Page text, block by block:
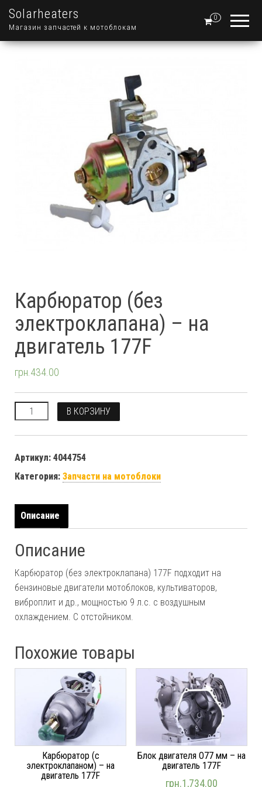
Solarheaters
Магазин запчастей к мотоблокам
0
Карбюратор (без
электроклапана) – на
двигатель 177F
грн. 434.00
Количество В КОРЗИНУ
Артикул: 4044754
Категория: Запчасти на мотоблоки
Описание
Описание
Карбюратор (без электроклапана) 177F подходит на
бензиновые двигатели мотоблоков, культиваторов,
виброплит и др., мощностью 9 л.с. с воздушным
охлаждением. С отстойником.
Похожие товары
Карбюратор (с
электроклапаном) – на
двигатель 177F
Блок двигателя O77 мм – на
двигатель 177F
грн.1,734.00